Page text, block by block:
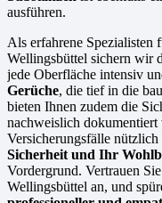
ausführen.
Als erfahrene Spezialisten
Wellingsbüttel sichern wir
jede Oberfläche intensiv
Gerüche, die tief in die
bieten Ihnen zudem die
nachweislich
Versicherungsfälle
Sicherheit und Ihr
Vordergrund. Vertrauen
Wellingsbüttel an, und